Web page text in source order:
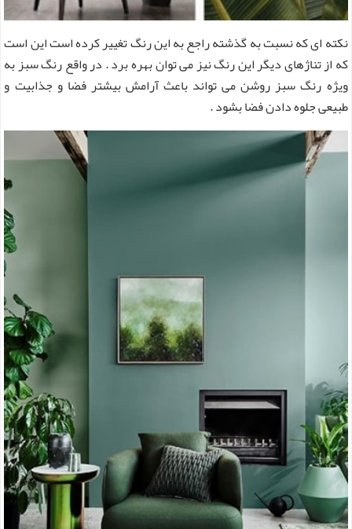
نکته ای که نسبت به گذشته راجع به این رنگ تغییر کرده است این است
که از تناژهای دیگر این رنگ نیز می توان بهره برد . در واقع رنگ سبز به
ویژه رنگ سبز روشن می تواند باعث آرامش بیشتر فضا و جذابیت و
طبیعی جلوه دادن فضا بشود .